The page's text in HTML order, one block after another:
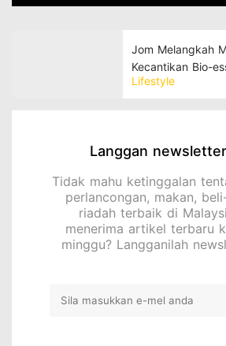
Lifestyle
Jom Melangkah
Kecantikan Bio-
QuestLand!
Langgan
Tidak mahu ketinggalan
perlancongan, makan,
riadah terbaik di
menerima artikel terbaru
minggu? Langganilah